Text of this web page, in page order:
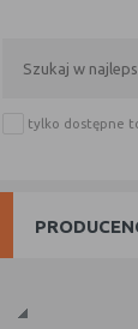
tylko dostępne